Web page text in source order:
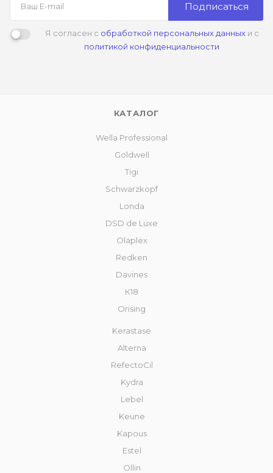
Подписаться
Я согласен с обработкой персональных данныхи с
политикой конфиденциальности
КАТАЛОГ
Wella Professional
Goldwell
Tigi
Schwarzkopf
Londa
DSD de Luxe
Olaplex
Redken
Davines
К18
Orising
Kerastase
Alterna
RefectoCil
Kydra
Lebel
Keune
Kapous
Estel
Ollin